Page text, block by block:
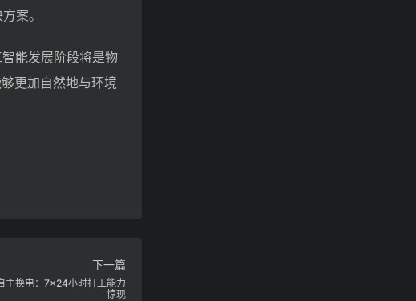
案。
能发展阶段将是物
更加自然地与环境
下一篇
主换电：7×24小时打工能力
惊现